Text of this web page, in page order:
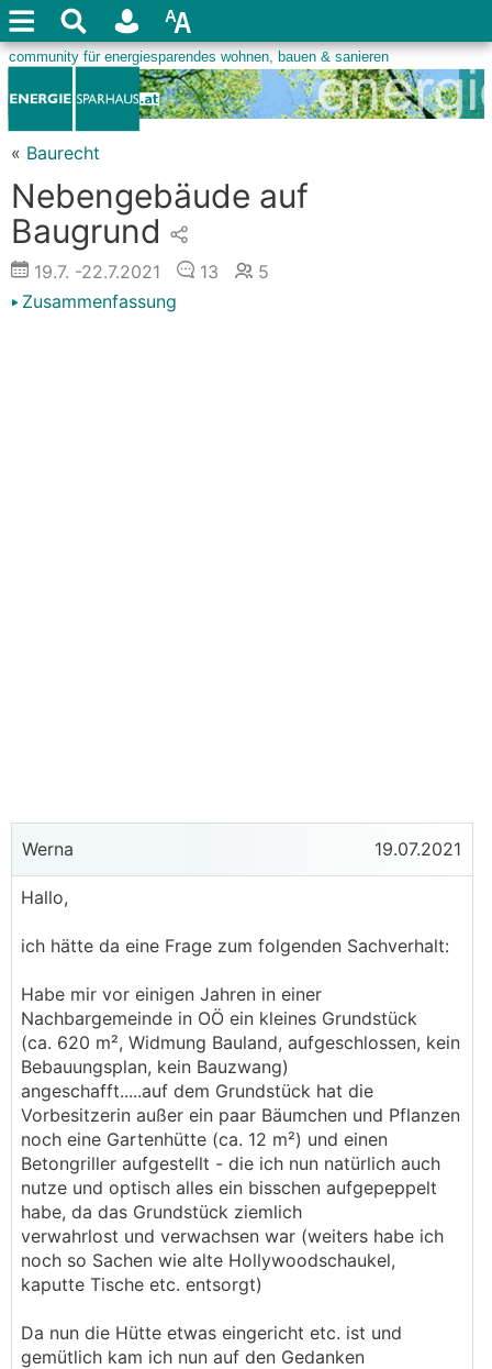
« Baurecht
Nebengebäude auf
Baugrund
19.7. -22.7.2021 13
5
Zusammenfassung
Werna 19.07.2021
Hallo,
ich hätte da eine Frage zum folgenden Sachverhalt:
Habe mir vor einigen Jahren in einer
Nachbargemeinde in OÖ ein kleines Grundstück
(ca. 620 m², Widmung Bauland, aufgeschlossen, kein
Bebauungsplan, kein Bauzwang)
angeschafft.....auf dem Grundstück hat die
Vorbesitzerin außer ein paar Bäumchen und Pflanzen
noch eine Gartenhütte (ca. 12 m²) und einen
Betongriller aufgestellt - die ich nun natürlich auch
nutze und optisch alles ein bisschen aufgepeppelt
habe, da das Grundstück ziemlich
verwahrlost und verwachsen war (weiters habe ich
noch so Sachen wie alte Hollywoodschaukel,
kaputte Tische etc. entsorgt)
Da nun die Hütte etwas eingericht etc. ist und
gemütlich kam ich nun auf den Gedanken